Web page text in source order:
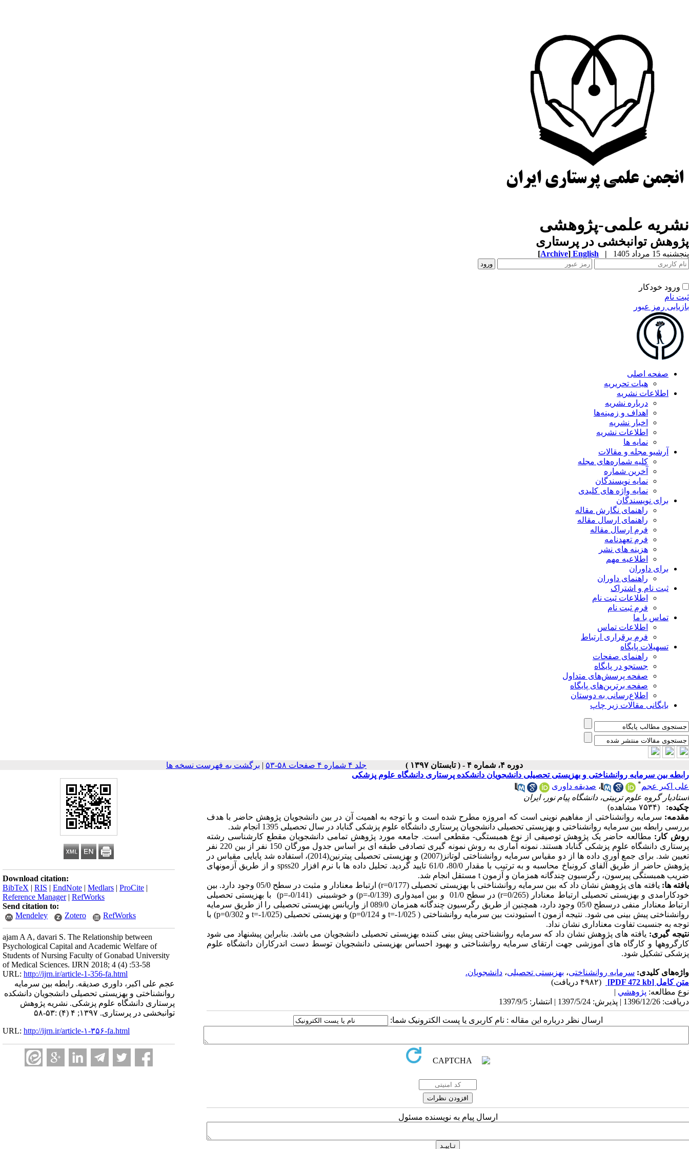
نشریه علمی-پژوهشی
پژوهش توانبخشی در پرستاری
پنجشنبه 15 مرداد 1405 |
English
[Archive]
ورود خودکار
ثبت نام
بازیابی رمز عبور
صفحه اصلی
هیات تحریریه
اطلاعات نشریه
درباره نشریه
اهداف و زمینه‌ها
اخبار نشریه
اطلاعات نشریه
نمایه ها
آرشیو مجله و مقالات
کلیه شماره‌های مجله
آخرین شماره
نمایه نویسندگان
نمایه واژه های کلیدی
برای نویسندگان
راهنمای نگارش مقاله
راهنمای ارسال مقاله
فرم ارسال مقاله
فرم تعهدنامه
هزینه های نشر
اطلاعیه مهم
برای داوران
راهنمای داوران
ثبت نام و اشتراک
اطلاعات ثبت نام
فرم ثبت نام
تماس با ما
اطلاعات تماس
فرم برقراری ارتباط
تسهیلات پایگاه
راهنمای صفحات
جستجو در پایگاه
صفحه پرسش‌های متداول
صفحه برترین‌های پایگاه
اطلاع‌رسانی به دوستان
بایگانی مقالات زیر چاپ
دوره ۴، شماره ۴ - ( تابستان ۱۳۹۷ ) جلد ۴ شماره ۴ صفحات ۵۸-۵۳ | برگشت به فهرست نسخه ها
Download citation:
BibTeX | RIS | EndNote | Medlars | ProCite |
Reference Manager| RefWorks
Send citation to:
Mendeley
Zotero RefWorks
ajam A A, davari S. The Relationship between
Psychological Capital and Academic Welfare of
Students of Nursing Faculty of Gonabad University
of Medical Sciences. IJRN 2018; 4 (4) :53-58
URL: http://ijrn.ir/article-1-356-fa.html
عجم علی اکبر، داوری صدیقه. رابطه بین سرمایه
روانشناختی و بهزیستی تحصیلی دانشجویان دانشکده
پرستاری دانشگاه علوم پزشکی. نشریه پژوهش
توانبخشی در پرستاری. ۱۳۹۷; ۴ (۴) :۵۳-۵۸
URL: http://ijrn.ir/article-۱-۳۵۶-fa.html
رابطه بین سرمایه روانشناختی و بهزیستی تحصیلی دانشجویان دانشکده پرستاری دانشگاه علوم پزشکی
علی اکبر عجم * ، صدیقه داوری
استادیار گروه علوم تربیتی، دانشگاه پیام نور، ایران
چکیده:
(۷۵۳۴ مشاهده)
مقدمه: سرمایه روانشناختی از مفاهیم نوینی است که امروزه مطرح شده است و با توجه به اهمیت آن در بین دانشجویان پژوهش حاضر با هدف
بررسی رابطه بین سرمایه روانشناختی و بهزیستی تحصیلی دانشجویان پرستاری دانشگاه علوم پزشکی گناباد در سال تحصیلی 1395 انجام شد.
روش کار: مطالعه حاضر یک پژوهش توصیفی از نوع همبستگی- مقطعی است. جامعه مورد پژوهش تمامی دانشجویان مقطع کارشناسی رشته
پرستاری دانشگاه علوم پزشکی گناباد هستند. نمونه آماری به روش نمونه گیری تصادفی طبقه ای بر اساس جدول مورگان 150 نفر از بین 220 نفر
تعیین شد. برای جمع آوری داده ها از دو مقیاس سرمایه روانشناختی لوتانز(2007) و بهزیستی تحصیلی پیترنین(2014)، استفاده شد
پایایی مقیاس در
پژوهش حاضر از طریق آلفای کرونباخ محاسبه و به ترتیب با مقدار 80/0، 61/0 تایید گردید. تحلیل داده ها با نرم افزار
spss20و از طریق آزمونهای
ضریب همبستگی پیرسون، رگرسیون چندگانه همزمان و آزمون t مستقل انجام شد.
یافته ها: یافته های پژوهش نشان داد که بین سرمایه روانشناختی با بهزیستی تحصیلی (r=0/177
) ارتباط معنادار و مثبت در سطح 05/0 وجود دارد. بین
خودکارامدی و بهزیستی تحصیلی ارتباط معنادار (r=0/265) در سطح 01/0 و بین امیدواری ( p=-0/139) و خوشبینی (p=-0/141) با بهزیستی تحصیلی
ارتباط معنادار منفی درسطح 05/0 وجود دارد، همچنین از طریق رگرسیون چندگانه همزمان 089/0 از واریانس بهزیستی تحصیلی را از طریق سرمایه
روانشناختی پیش بینی می شود. نتیجه آزمونt استیودنت بین سرمایه روانشناختی (t=-1/025و p=0/124) و بهزیستی تحصیلی (t=-1/025و p=0/302) با
توجه به جنسیت تفاوت معناداری نشان نداد.
نتیجه گیری: یافته های پژوهش نشان داد که سرمایه روانشناختی پیش بینی کننده بهزیستی تحصیلی دانشجویان می باشد. بنابراین پیشنهاد می شود
کارگروهها و کارگاه های آموزشی جهت ارتقای سرمایه روانشناختی و بهبود احساس بهزیستی دانشجویان توسط دست اندرکاران دانشگاه علوم
پزشکی تشکیل شود.
واژه‌های کلیدی: سرمایه روانشناختی، بهزیستی تحصیلی، دانشجویان.
متن کامل [PDF 472 kb]
(۴۹۸۲ دریافت)
نوع مطالعه: پژوهشي |
دریافت: 1396/12/26 | پذیرش: 1397/5/24 | انتشار: 1397/9/5
ارسال نظر درباره این مقاله : نام کاربری یا پست الکترونیک شما:
ارسال پیام به نویسنده مسئول